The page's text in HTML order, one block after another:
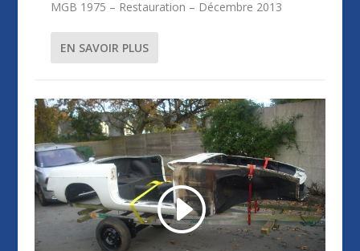
MGB 1975 – Restauration – Décembre 2013
EN SAVOIR PLUS